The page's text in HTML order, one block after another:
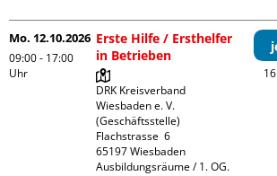
Mo. 12.10.2026
09:00 - 17:00
Uhr
Erste Hilfe / Ersthelfer
in Betrieben
DRK Kreisverband
Wiesbaden e. V.
(Geschäftsstelle)
Flachstrasse  6
65197 Wiesbaden
Ausbildungsräume / 1. OG.